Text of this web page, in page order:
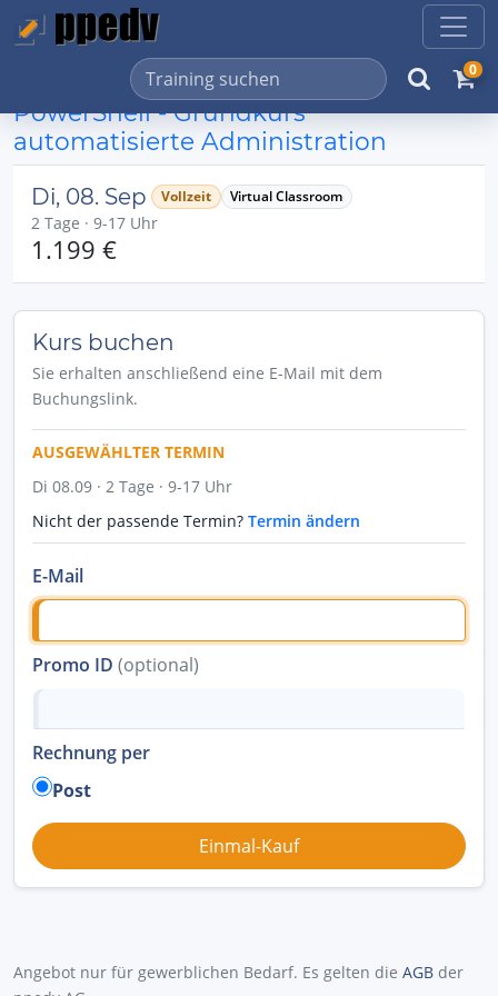
0
PowerShell - Grundkurs
automatisierte Administration
Di, 08. Sep Vollzeit Virtual Classroom
2 Tage · 9-17 Uhr
1.199 €
Kurs buchen
Sie erhalten anschließend eine E-Mail mit dem
Buchungslink.
AUSGEWÄHLTER TERMIN
Di 08.09 · 2 Tage · 9-17 Uhr
Nicht der passende Termin? Termin ändern
E-Mail
Promo ID (optional)
Rechnung per
Post
Angebot nur für gewerblichen Bedarf. Es gelten die AGB der